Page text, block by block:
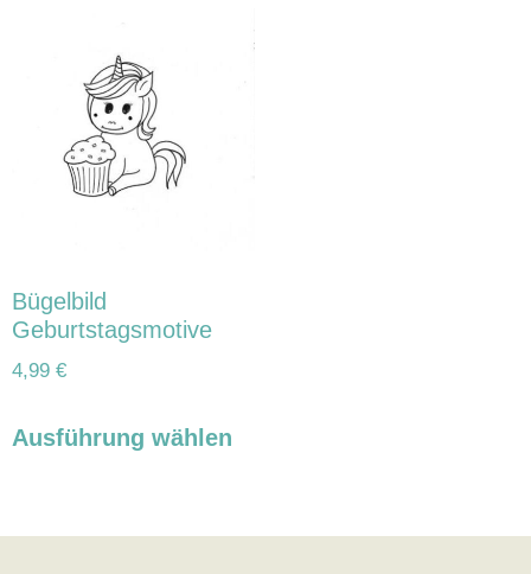
Bügelbild
Geburtstagsmotive
4,99 €
Ausführung wählen